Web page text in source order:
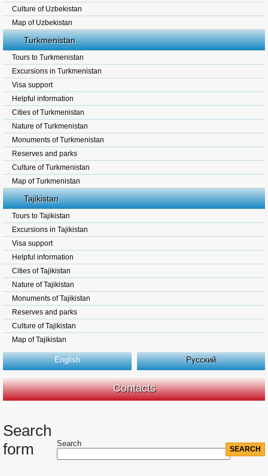
Culture of Uzbekistan
Map of Uzbekistan
Turkmenistan
Tours to Turkmenistan
Excursions in Turkmenistan
Visa support
Helpful information
Cities of Turkmenistan
Nature of Turkmenistan
Monuments of Turkmenistan
Reserves and parks
Culture of Turkmenistan
Map of Turkmenistan
Tajikistan
Tours to Tajikistan
Excursions in Tajikistan
Visa support
Helpful information
Cities of Tajikistan
Nature of Tajikistan
Monuments of Tajikistan
Reserves and parks
Culture of Tajikistan
Map of Tajikistan
English Русский
Contacts
Search
form
Search